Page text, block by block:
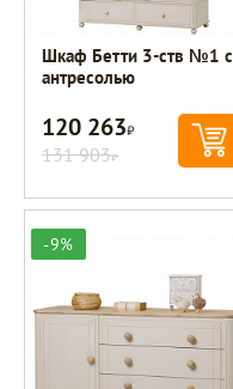
Шкаф Бетти 3-ств №1 с
антресолью
120 263Р
131 903Р
-9%